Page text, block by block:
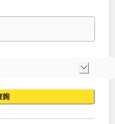
詢